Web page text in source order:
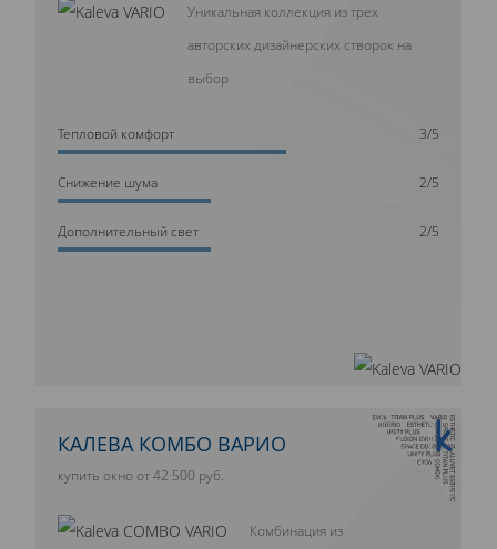
Уникальная коллекция из трех
авторских дизайнерских створок на
выбор
Тепловой комфорт 3/5
Cнижение шума 2/5
Дополнительный свет 2/5
10 ЛЕТ ГАРАНТИИ
КАЛЕВА КОМБО ВАРИО
купить окно от 42 500 руб.
Комбинация из